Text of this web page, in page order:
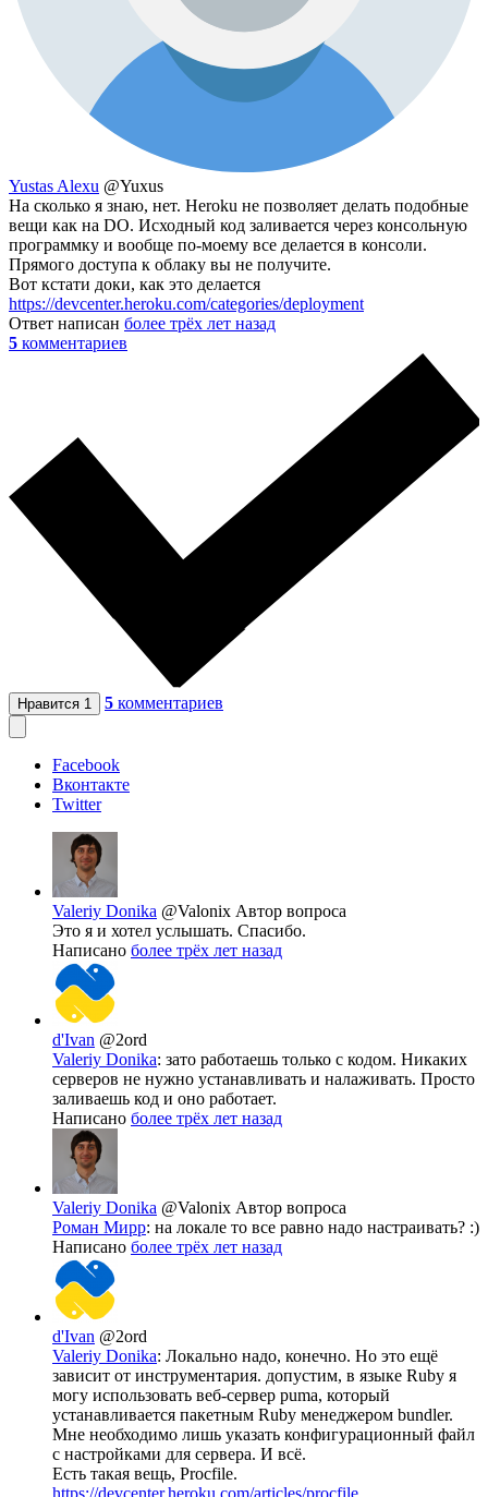
Yustas Alexu @Yuxus
На сколько я знаю, нет. Heroku не позволяет делать подобные
вещи как на DO. Исходный код заливается через консольную
программку и вообще по-моему все делается в консоли.
Прямого доступа к облаку вы не получите.
Вот кстати доки, как это делается
https://devcenter.heroku.com/categories/deployment
Ответ написан более трёх лет назад
5 комментариев
Нравится 1 5 комментариев
Facebook
Вконтакте
Twitter
Valeriy Donika @Valonix Автор вопроса
Это я и хотел услышать. Спасибо.
Написано более трёх лет назад
d'Ivan @2ord
Valeriy Donika: зато работаешь только с кодом. Никаких
серверов не нужно устанавливать и налаживать. Просто
заливаешь код и оно работает.
Написано более трёх лет назад
Valeriy Donika @Valonix Автор вопроса
Роман Мирр: на локале то все равно надо настраивать? :)
Написано более трёх лет назад
d'Ivan @2ord
Valeriy Donika: Локально надо, конечно. Но это ещё
зависит от инструментария. допустим, в языке Ruby я
могу использовать веб-сервер puma, который
устанавливается пакетным Ruby менеджером bundler.
Мне необходимо лишь указать конфигурационный файл
с настройками для сервера. И всё.
Есть такая вещь, Procfile.